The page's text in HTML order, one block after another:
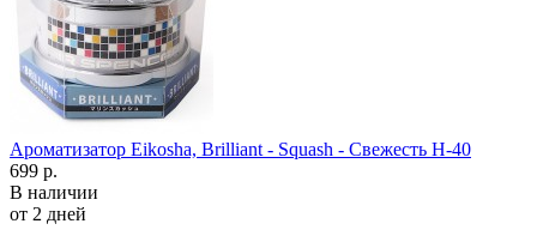
Ароматизатор Eikosha, Brilliant - Squash - Свежесть H-40
699 р.
В наличии
от 2 дней